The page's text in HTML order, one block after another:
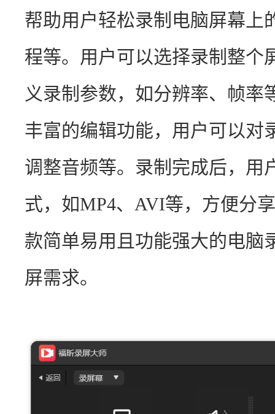
帮助用户轻松录制电脑屏幕上
程等。用户可以选择录制整个
义录制参数，如分辨率、帧率
丰富的编辑功能，用户可以对
调整音频等。录制完成后，用
式，如MP4、AVI等，方便分
款简单易用且功能强大的电脑
屏需求。